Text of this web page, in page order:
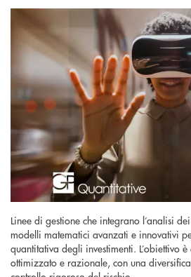
Linee di gestione che integrano l’analisi
modelli matematici avanzati e innovativi
quantitativa degli investimenti. L’obiettivo
ottimizzato e razionale, con una